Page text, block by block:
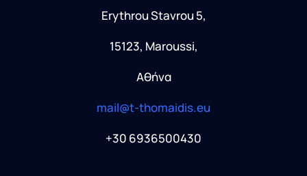
Erythrou Stavrou 5,
15123, Maroussi,
Αθήνα
mail@t-thomaidis.eu
+30 6936500430